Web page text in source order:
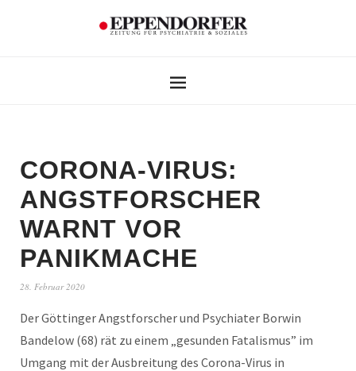
CORONA-VIRUS:
ANGSTFORSCHER
WARNT VOR
PANIKMACHE
28. Februar 2020
Der Göttinger Angstforscher und Psychiater Borwin
Bandelow (68) rät zu einem „gesunden Fatalismus” im
Umgang mit der Ausbreitung des Corona-Virus in